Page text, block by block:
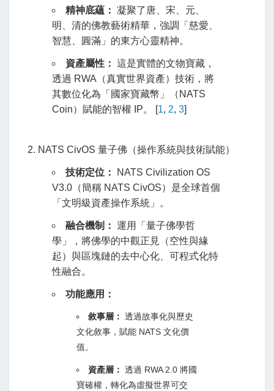
精神底蘊： 凝聚了唐、宋、元、
明、清的佛教藝術精華，強調「慈愛、
智慧、圓滿」的東方心靈精神。
資產屬性： 這是實體的文物寶藏，
透過 RWA（真實世界資產）技術，將
其數位化為「國家寶藏幣」（NATS
Coin）賦能的智權 IP。
[1, 2, 3]
2. NATS CivOS 量子佛（操作系統與技術賦能）
技術定位：
NATS Civilization OS
V3.0（簡稱 NATS CivOS）是全球首個
「文明級資產操作系統」。
融合機制： 運用「量子佛學哲
學」，將佛學的中觀正見（空性與緣
起）與區塊鏈的去中心化、可程式化特
性融合。
功能應用：
敘事層： 透過故事化與歷史
文化敘事，賦能 NATS 文化價
值。
資產層： 透過 RWA 2.0 將國
寶確權，轉化為虛擬世界可交